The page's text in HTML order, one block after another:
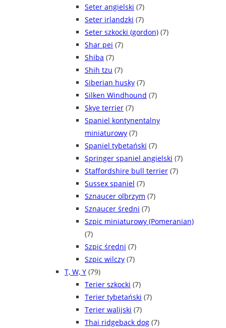
Seter angielski (7)
Seter irlandzki (7)
Seter szkocki (gordon) (7)
Shar pei (7)
Shiba (7)
Shih tzu (7)
Siberian husky (7)
Silken Windhound (7)
Skye terrier (7)
Spaniel kontynentalny
miniaturowy (7)
Spaniel tybetański (7)
Springer spaniel angielski (7)
Staffordshire bull terrier (7)
Sussex spaniel (7)
Sznaucer olbrzym (7)
Sznaucer średni (7)
Szpic miniaturowy (Pomeranian)
(7)
Szpic średni (7)
Szpic wilczy (7)
T, W, Y (79)
Terier szkocki (7)
Terier tybetański (7)
Terier walijski (7)
Thai ridgeback dog (7)